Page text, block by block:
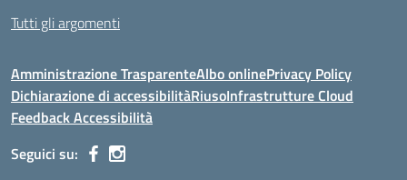
Tutti gli argomenti
Amministrazione TrasparenteAlbo onlinePrivacy Policy
Dichiarazione di accessibilitàRiusoInfrastrutture Cloud
Feedback Accessibilità
Seguici su: